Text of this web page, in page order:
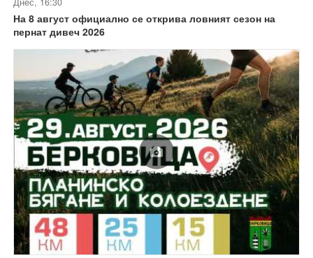
На 8 август официално се открива ловният сезон на
пернат дивеч 2026